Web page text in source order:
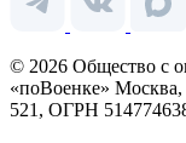
© 2026 Общество с
«поВоенке»
521, ОГРН